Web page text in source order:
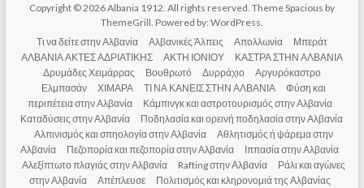
Copyright © 2026Albania 1912 . All rights reserved. ThemeSpacious by
ThemeGrill. Powered by: WordPress
Τι να δείτε στην Αλβανία
Αλβανικές Άλπεις Απολλωνία
Μπεράτ
ΑΛΒΑΝΙΑ ΑΚΤΕΣ ΑΔΡΙΑΤΙΚΗΣ
ΑΚΤΗ ΙΟΝΙΟΥ
ΚΑΣΤΡΑ ΣΤΗΝ ΑΛΒΑΝΙΑ
Δρυμάδες Χειμάρρας
Βουθρωτό Δυρράχιο
Αργυρόκαστρο
Ελμπασάν
ΧΙΜΑΡΑ ΤΙ ΝΑ ΚΑΝΕΙΣ ΣΤΗΝ ΑΛΒΑΝΙΑ
Φύση και
περιπέτεια στην Αλβανία
Κάμπινγκ και αστροτουρισμός στην Αλβανία
Καταδύσεις στην Αλβανία
Ποδηλασία και ορεινή ποδηλασία στην Αλβανία
Αλπινισμός και σπηολογία στην Αλβανία
Αθλητισμός ή ψάρεμα στην
Αλβανία
Πεζοπορία και πεζοπορία στην Αλβανία
Ιππασία στην Αλβανία
Αλεξίπτωτο πλαγιάς στην Αλβανία
Rafting στην Αλβανία
Ράλι και αγώνες
στην Αλβανία
Απέπλευσε
Πολιτισμός και κληρονομιά της Αλβανίας